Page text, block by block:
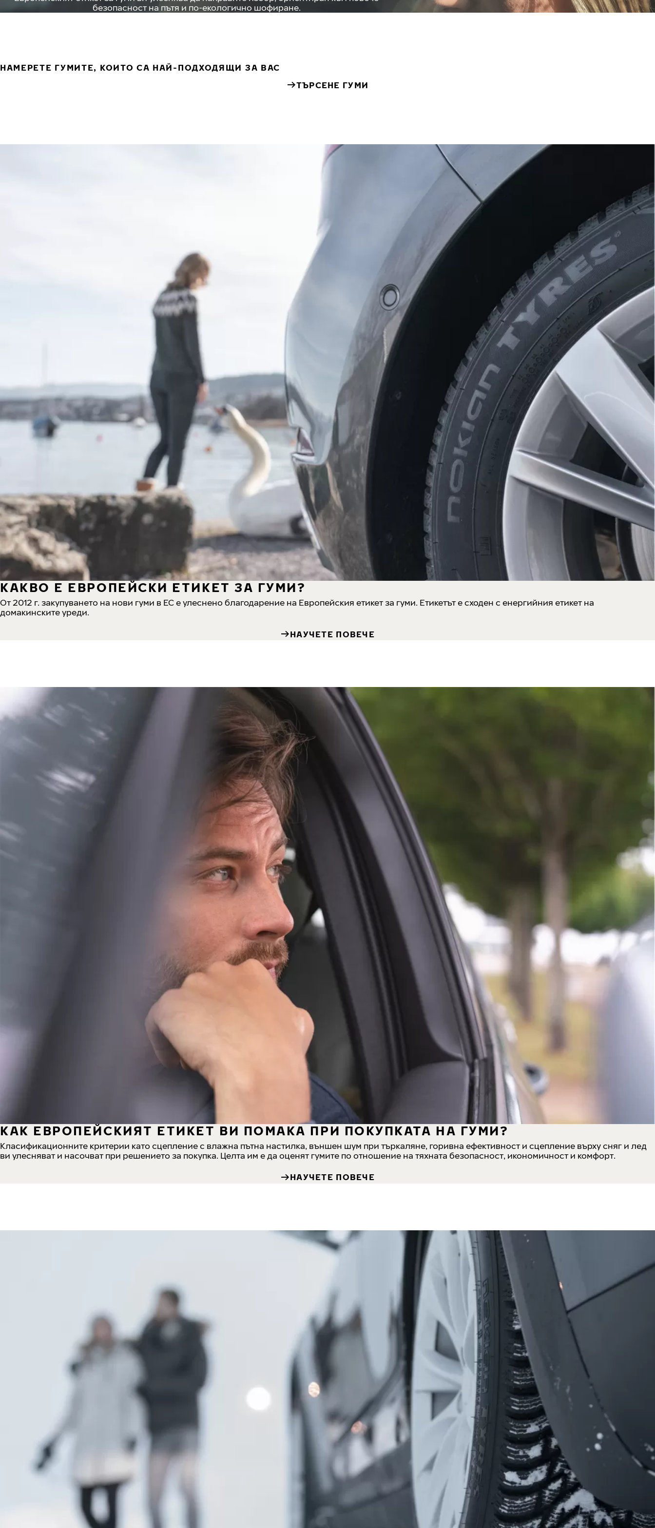
безопасност на пътя и по-екологично шофиране.
НАМЕРЕТЕ ГУМИТЕ, КОИТО СА НАЙ-ПОДХОДЯЩИ ЗА ВАС
ТЪРСЕНЕ ГУМИ
КАКВО Е ЕВРОПЕЙСКИ ЕТИКЕТ ЗА ГУМИ?
От 2012 г. закупуването на нови гуми в ЕС е улеснено благодарение на Европейския етикет за гуми. Етикетът е сходен с енергийния етикет на
домакинските уреди.
НАУЧЕТЕ ПОВЕЧЕ
КАК ЕВРОПЕЙСКИЯТ ЕТИКЕТ ВИ ПОМАКА ПРИ ПОКУПКАТА НА ГУМИ?
Класификационните критерии като сцепление с влажна пътна настилка, външен шум при търкаляне, горивна ефективност и сцепление върху сняг и лед
ви улесняват и насочват при решението за покупка. Целта им е да оценят гумите по отношение на тяхната безопасност, икономичност и комфорт.
НАУЧЕТЕ ПОВЕЧЕ